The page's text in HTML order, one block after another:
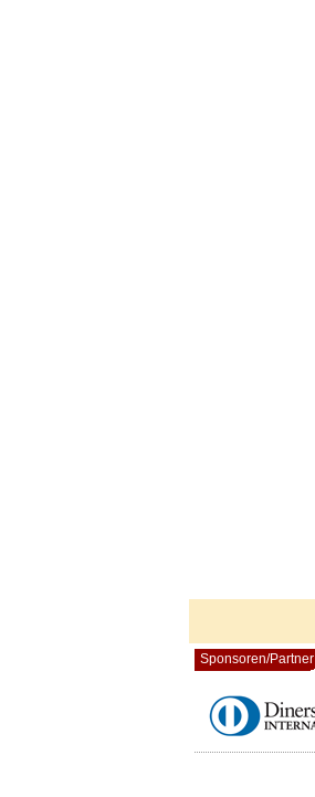
Sponsoren/Partner